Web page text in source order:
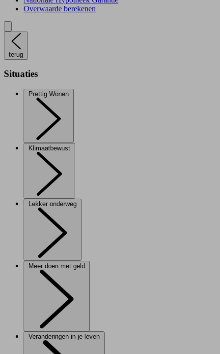
Overwaarde berekenen
terug
Situaties
Prettig Wonen
Klimaatbewust
Lekker onderweg
Meer doen met geld
Veranderingen in je leven